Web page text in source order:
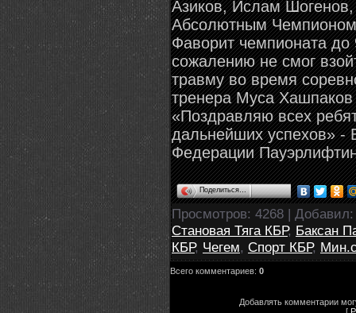
Азиков, Ислам
Абсолютным
Фаворит чемпионата до
сожалению не смог
травму во время
тренера Муса Хашпаков
«Поздравляю всех
дальнейших успехов» -
Федерации
Поделиться…
Просмотров: 4268 | Добавил
Становая Тяга КБР, Баксан
КБР, Чегем, Спорт КБР,
Всего комментариев: 0
Добавлять комментарии